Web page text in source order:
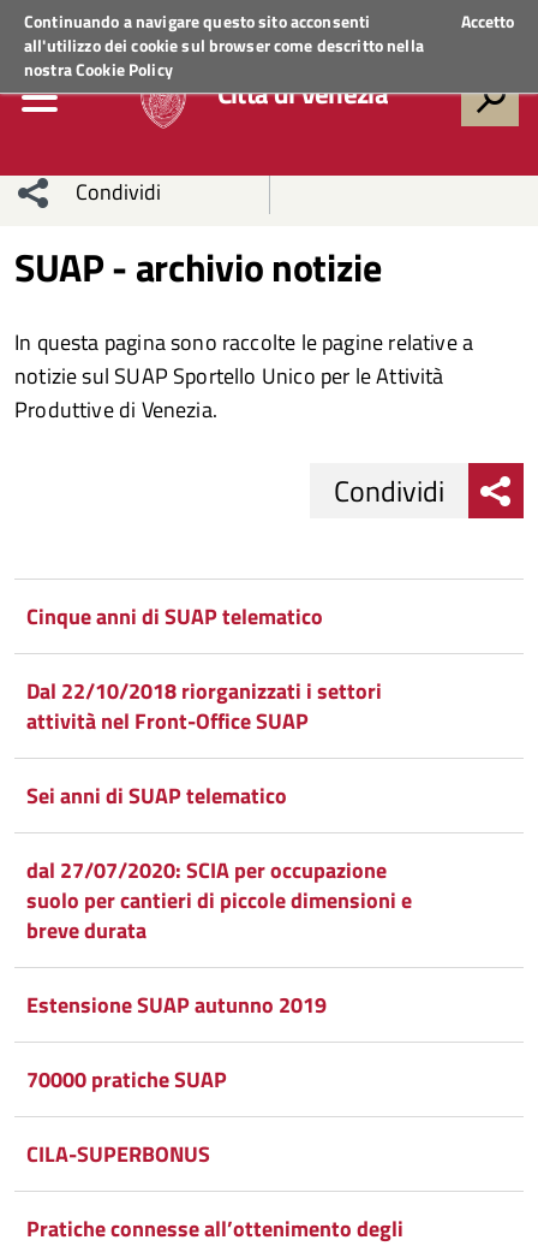
Continuando a navigare questo sito acconsenti
all'utilizzo dei cookie sul browser come descritto nella
nostraCookie Policy
Accetto
Regione VenetoACCEDI AI SERVIZI
Città di Venezia
Condividi
network
Condividi
Condividi
Facebook
su
Twitter
Condividi
Facebook
Condividi
SUAP - archivio notizie
In questa pagina sono raccolte le pagine relative a
notizie sul SUAP Sportello Unico per le Attività
Produttive di Venezia.
Facebook
su
Twitter
Condividi
Google
Plus
Condividi
su
Whatsapp
Condividi
Cinque anni di SUAP telematico
Dal 22/10/2018 riorganizzati i settori
attività nel Front-Office SUAP
Sei anni di SUAP telematico
dal 27/07/2020: SCIA per occupazione
suolo per cantieri di piccole dimensioni e
breve durata
Estensione SUAP autunno 2019
70000 pratiche SUAP
CILA-SUPERBONUS
Pratiche connesse all’ottenimento degli